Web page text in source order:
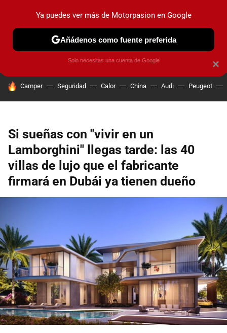
PRUEBAS COCHES ELÉCTRICOS OBSERVATORIO
HOY SE HABLA DE
Camper Seguridad Calor China Audi Peugeot
Si sueñas con "vivir en un
Lamborghini" llegas tarde: las 40
villas de lujo que el fabricante
firmará en Dubái ya tienen dueño
×
Ya puedes ver más de Motorpasion en Google
Añádenos como fuente preferida
Solo necesitas una cuenta de Google